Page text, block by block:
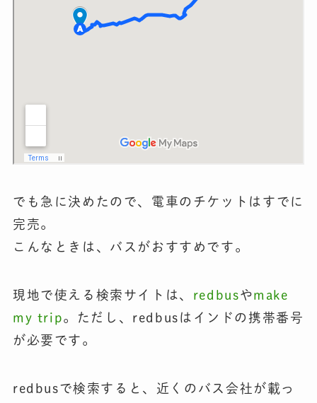
でも急に決めたので、電車のチケットはすでに
完売。
こんなときは、バスがおすすめです。
現地で使える検索サイトは、 redbusやmake
my trip。ただし、redbusはインドの携帯番号
が必要です。
redbusで検索すると、近くのバス会社が載っ